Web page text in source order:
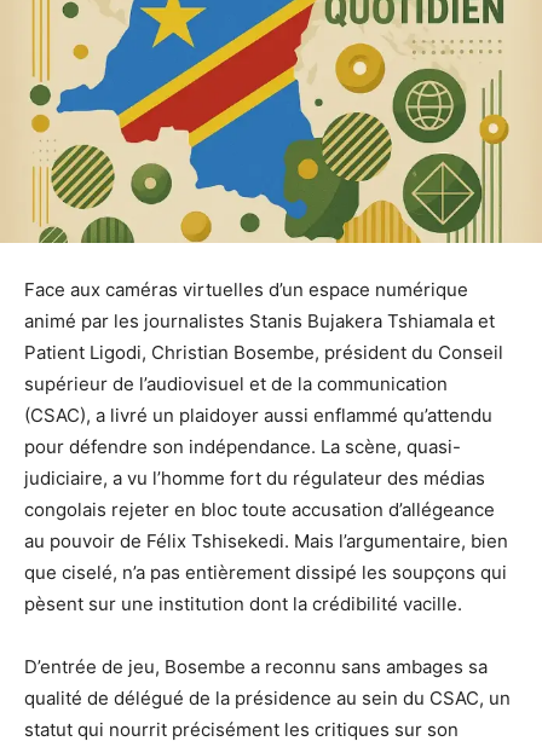
Face aux caméras virtuelles d’un espace numérique
animé par les journalistes Stanis Bujakera Tshiamala et
Patient Ligodi, Christian Bosembe, président du Conseil
supérieur de l’audiovisuel et de la communication
(CSAC), a livré un plaidoyer aussi enflammé qu’attendu
pour défendre son indépendance. La scène, quasi-
judiciaire, a vu l’homme fort du régulateur des médias
congolais rejeter en bloc toute accusation d’allégeance
au pouvoir de Félix Tshisekedi. Mais l’argumentaire, bien
que ciselé, n’a pas entièrement dissipé les soupçons qui
pèsent sur une institution dont la crédibilité vacille.
D’entrée de jeu, Bosembe a reconnu sans ambages sa
qualité de délégué de la présidence au sein du CSAC, un
statut qui nourrit précisément les critiques sur son